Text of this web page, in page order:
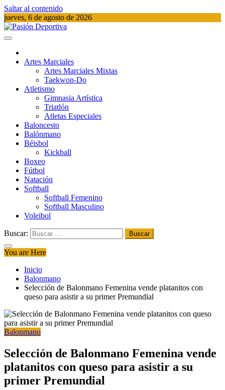
Saltar al contenido
jueves, 6 de agosto de 2026
Artes Marciales
Artes Marciales Mixtas
Taekwon-Do
Atletismo
Gimnasia Artística
Triatlón​
Atletas Especiales
Baloncesto
Balónmano
Béisbol
Kickball​
Boxeo
Fútbol
Natación​
Softball​
Softball​ Femenino
Softball​ Masculino
Voleibol​
Buscar:
You are Here
Inicio
Balonmano
Selección de Balonmano Femenina vende platanitos con
queso para asistir a su primer Premundial
Balonmano
Selección de Balonmano Femenina vende
platanitos con queso para asistir a su
primer Premundial